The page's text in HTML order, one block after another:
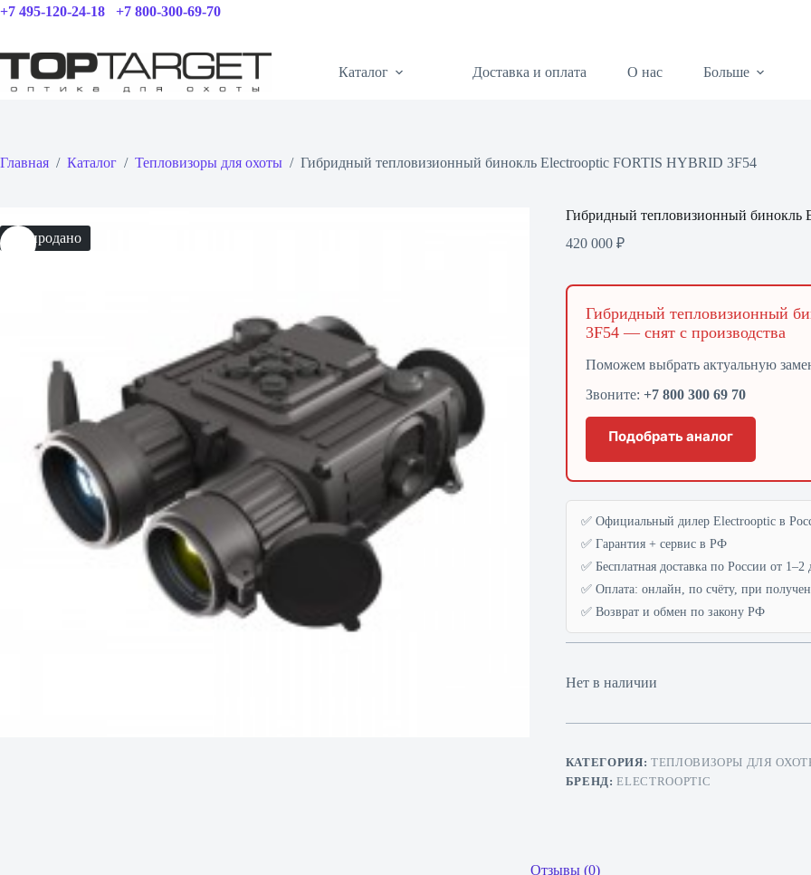
Перейти
+7 495-120-24-18 +7 800-300-69-70
Каталог Доставка и оплата О нас Больше
Главная / Каталог / Тепловизоры для охоты / Гибридный тепловизионный бинокль Electrooptic FORTIS HYBRID 3F54
Распродано
Гибридный тепловизионный бинокль
420 000 ₽
Гибридный тепловизионный
3F54 — снят с производства
Поможем выбрать актуальную
Звоните: +7 800 300 69 70
Подобрать аналог
✅ Официальный дилер Electrooptic в
✅ Гарантия + сервис в РФ
✅ Бесплатная доставка по России от 1–2
✅ Оплата: онлайн, по счёту, при
✅ Возврат и обмен по закону РФ
Нет в наличии
КАТЕГОРИЯ: ТЕПЛОВИЗОРЫ ДЛЯ
БРЕНД:ELECTROOPTIC
Отзывы (0)